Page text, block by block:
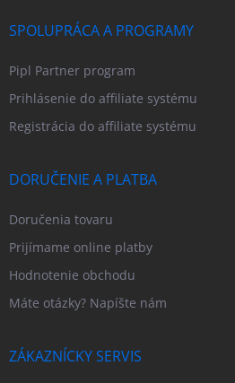
SPOLUPRÁCA A PROGRAMY
Pipl Partner program
Prihlásenie do affiliate systému
Registrácia do affiliate systému
DORUČENIE A PLATBA
Doručenia tovaru
Prijímame online platby
Hodnotenie obchodu
Máte otázky? Napíšte nám
ZÁKAZNÍCKY SERVIS